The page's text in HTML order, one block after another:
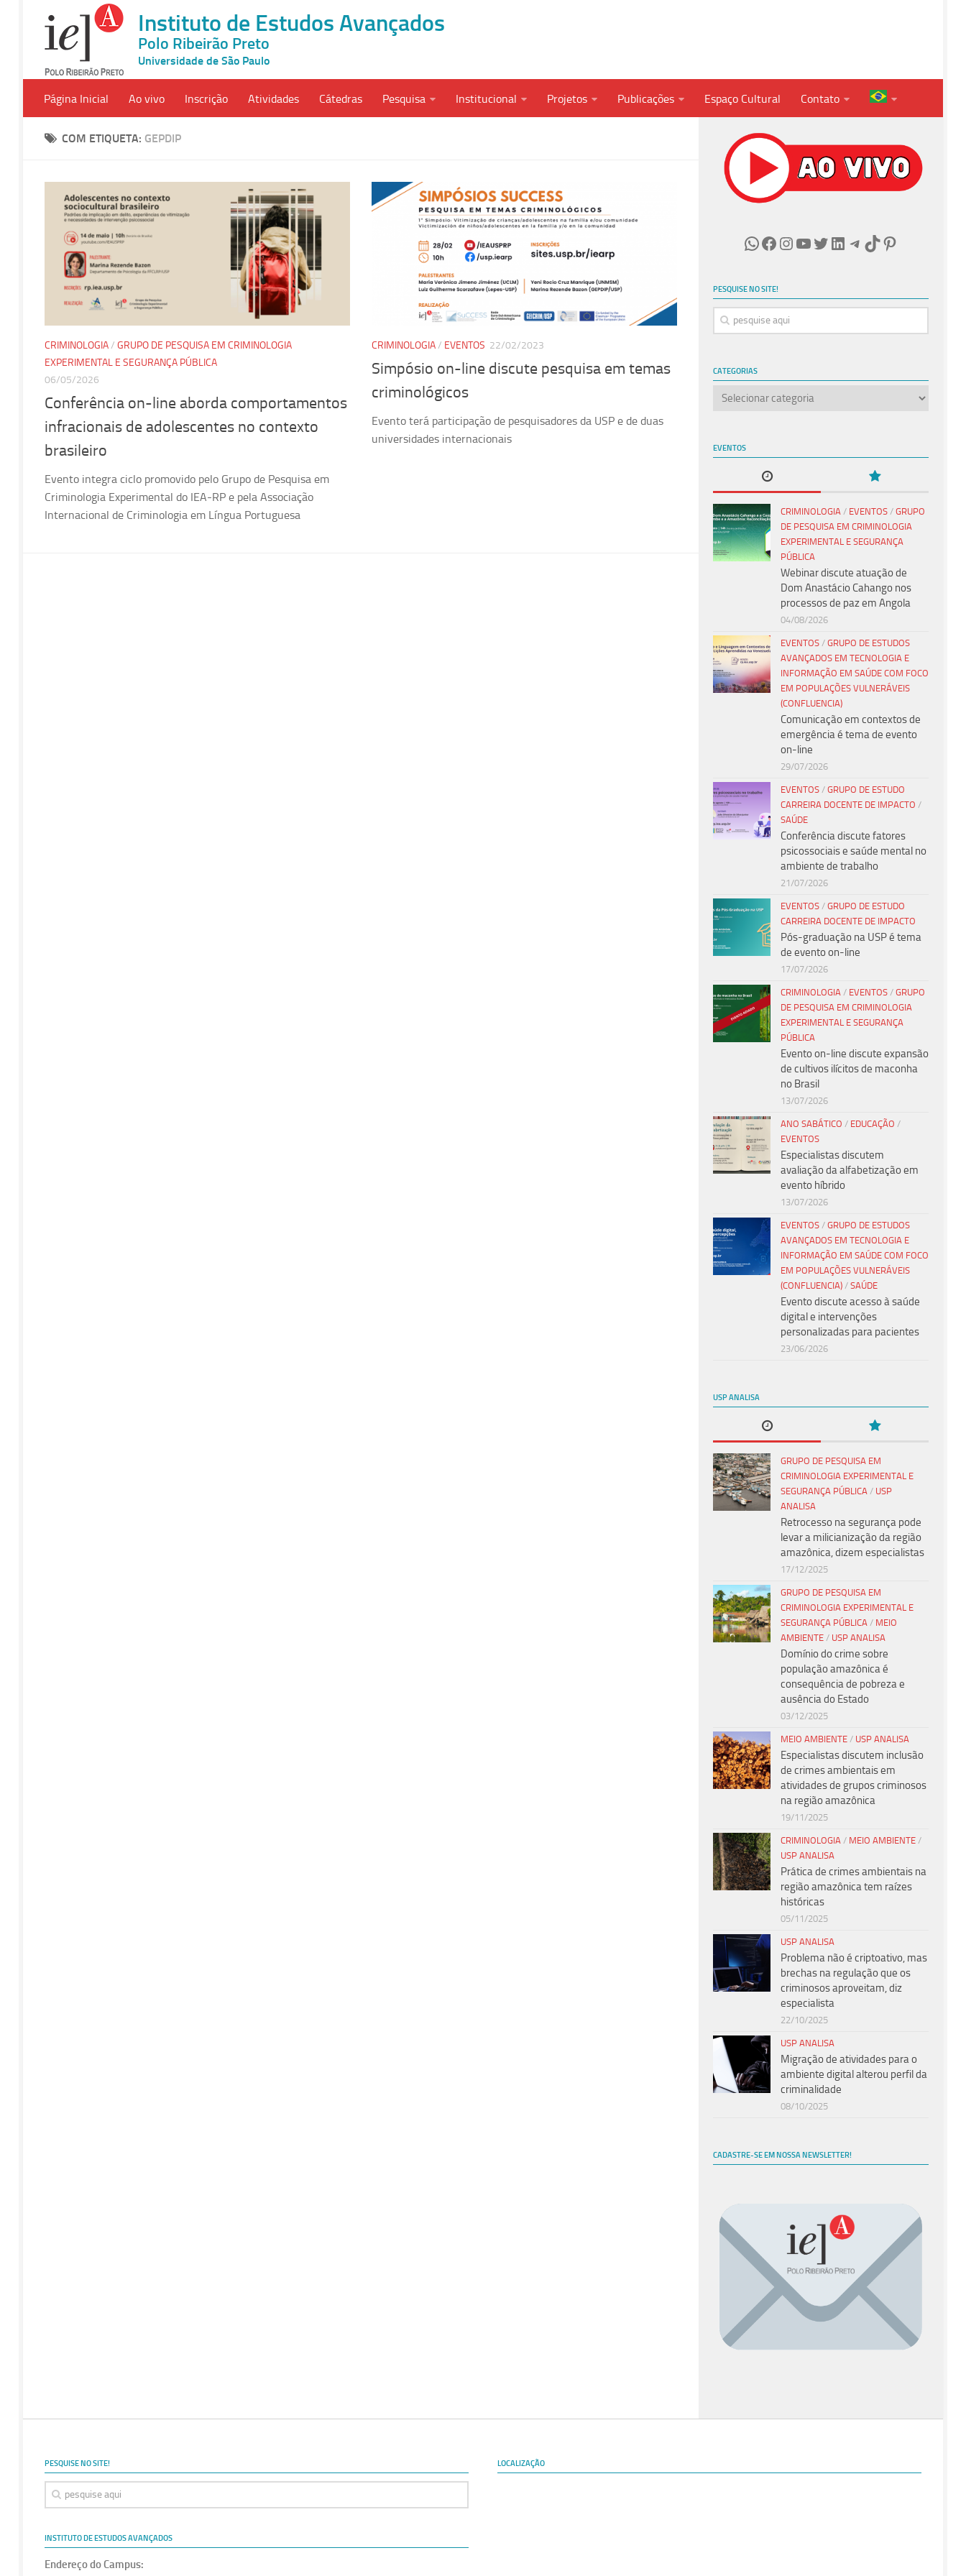
Instituto de Estudos Avançados
Polo Ribeirão Preto
Universidade de São Paulo
Página Inicial Ao vivo Inscrição Atividades Cátedras Pesquisa Institucional Projetos Publicações Espaço Cultural Contato
COM ETIQUETA: GEPDIP
CRIMINOLOGIA/ GRUPO DE PESQUISA EM CRIMINOLOGIA
EXPERIMENTAL E SEGURANÇA PÚBLICA
06/05/2026
Conferência on-line aborda comportamentos
infracionais de adolescentes no contexto
brasileiro
Evento integra ciclo promovido pelo Grupo de Pesquisa em
Criminologia Experimental do IEA-RP e pela Associação
Internacional de Criminologia em Língua Portuguesa
CRIMINOLOGIA/ EVENTOS 22/02/2023
Simpósio on-line discute pesquisa em temas
criminológicos
Evento terá participação de pesquisadores da USP e de duas
universidades internacionais
WhatsApp
Facebook
Instagram
Youtube
Twitter
LinkedIn
Telegram
TikTokPinterest
PESQUISE NO SITE!
CATEGORIAS
Categorias
EVENTOS
CRIMINOLOGIA / EVENTOS / GRUPO
DE PESQUISA EM CRIMINOLOGIA
EXPERIMENTAL E SEGURANÇA
PÚBLICA
Webinar discute atuação de
Dom Anastácio Cahango nos
processos de paz em Angola
04/08/2026
EVENTOS / GRUPO DE ESTUDOS
AVANÇADOS EM TECNOLOGIA E
INFORMAÇÃO EM SAÚDE COM FOCO
EM POPULAÇÕES VULNERÁVEIS
(CONFLUENCIA)
Comunicação em contextos de
emergência é tema de evento
on-line
29/07/2026
EVENTOS / GRUPO DE ESTUDO
CARREIRA DOCENTE DE IMPACTO /
SAÚDE
Conferência discute fatores
psicossociais e saúde mental no
ambiente de trabalho
21/07/2026
EVENTOS / GRUPO DE ESTUDO
CARREIRA DOCENTE DE IMPACTO
Pós-graduação na USP é tema
de evento on-line
17/07/2026
CRIMINOLOGIA / EVENTOS / GRUPO
DE PESQUISA EM CRIMINOLOGIA
EXPERIMENTAL E SEGURANÇA
PÚBLICA
Evento on-line discute expansão
de cultivos ilícitos de maconha
no Brasil
13/07/2026
ANO SABÁTICO / EDUCAÇÃO /
EVENTOS
Especialistas discutem
avaliação da alfabetização em
evento híbrido
13/07/2026
EVENTOS / GRUPO DE ESTUDOS
AVANÇADOS EM TECNOLOGIA E
INFORMAÇÃO EM SAÚDE COM FOCO
EM POPULAÇÕES VULNERÁVEIS
(CONFLUENCIA) / SAÚDE
Evento discute acesso à saúde
digital e intervenções
personalizadas para pacientes
23/06/2026
USP ANALISA
GRUPO DE PESQUISA EM
CRIMINOLOGIA EXPERIMENTAL E
SEGURANÇA PÚBLICA / USP
ANALISA
Retrocesso na segurança pode
levar a milicianização da região
amazônica, dizem especialistas
17/12/2025
GRUPO DE PESQUISA EM
CRIMINOLOGIA EXPERIMENTAL E
SEGURANÇA PÚBLICA / MEIO
AMBIENTE / USP ANALISA
Domínio do crime sobre
população amazônica é
consequência de pobreza e
ausência do Estado
03/12/2025
MEIO AMBIENTE / USP ANALISA
Especialistas discutem inclusão
de crimes ambientais em
atividades de grupos criminosos
na região amazônica
19/11/2025
CRIMINOLOGIA / MEIO AMBIENTE /
USP ANALISA
Prática de crimes ambientais na
região amazônica tem raízes
históricas
05/11/2025
USP ANALISA
Problema não é criptoativo, mas
brechas na regulação que os
criminosos aproveitam, diz
especialista
22/10/2025
USP ANALISA
Migração de atividades para o
ambiente digital alterou perfil da
criminalidade
08/10/2025
CADASTRE-SE EM NOSSA NEWSLETTER!
PESQUISE NO SITE!
INSTITUTO DE ESTUDOS AVANÇADOS
Endereço do Campus:
LOCALIZAÇÃO